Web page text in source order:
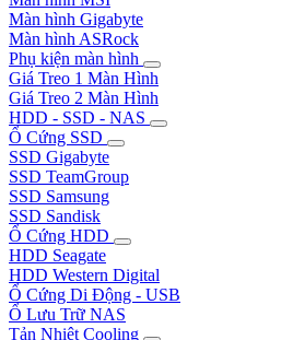
Màn hình Gigabyte
Màn hình ASRock
Phụ kiện màn hình
Giá Treo 1 Màn Hình
Giá Treo 2 Màn Hình
HDD - SSD - NAS
Ổ Cứng SSD
SSD Gigabyte
SSD TeamGroup
SSD Samsung
SSD Sandisk
Ổ Cứng HDD
HDD Seagate
HDD Western Digital
Ổ Cứng Di Động - USB
Ổ Lưu Trữ NAS
Tản Nhiệt Cooling